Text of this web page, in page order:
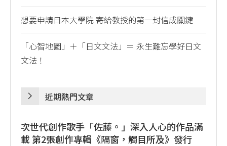
想要申請日本大學院 寄給教授的第一封信成關鍵
「心智地圖」＋「日文文法」＝ 永生難忘學好日文
文法！
近期熱門文章
次世代創作歌手「佐藤。」深入人心的作品滿
載 第2張創作專輯《隔窗，觸目所及》發行